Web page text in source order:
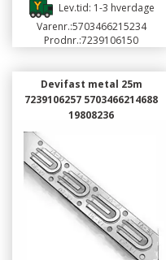
Lev.tid: 1-3 hverdage
Varenr.:5703466215234
Prodnr.:7239106150
Devifast metal 25m
7239106257 5703466214688
19808236